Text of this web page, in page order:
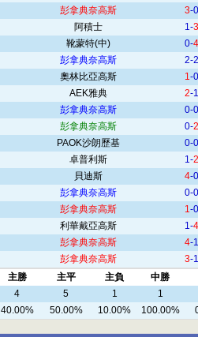
彭拿典奈高斯 3-0
阿積士 1-3
靴蒙特(中) 0-4
彭拿典奈高斯
2-2
奧林比亞高斯 1-0
AEK雅典 2-1
彭拿典奈高斯
0-0
彭拿典奈高斯 0-2
PAOK沙朗歷基
0-0
卓普利斯 1-2
貝迪斯 4-0
彭拿典奈高斯
0-0
彭拿典奈高斯 1-0
利華戴亞高斯 1-4
彭拿典奈高斯 4-1
彭拿典奈高斯 3-1
主勝 主平 主負
中勝
4 5 1
1
40.00% 50.00% 10.00% 100.00%